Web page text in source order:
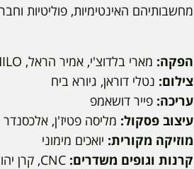
מחשבותיהם האינטימיות, פוליטיות
הפקה: מארי בלדוצ'י, אמיר הראל, EX NIHILO, למה הפקות
צילום: נטלי דוראן, גיורא ביח
עריכה: פייר דושאמפ
עיצוב פסקול: מליסה פטיז'ן,
מוזיקה מקורית: יואכים מימוני
קרנות וגופים משדרים: